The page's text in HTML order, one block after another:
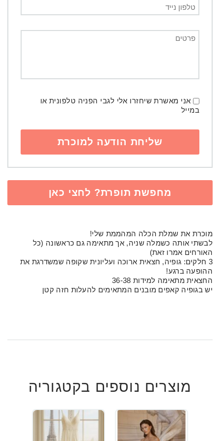
אני מאשרת שיחזרו אלי לגבי הפניה טלפונית או
במייל
מחפשת תופרת? לחצי כאן
מוכרת את שמלת הכלה המהממת שלי!
לבשתי אותה כשמלה שניה, אך מתאימה גם כראשונה (כל
האורחים אמרו זאת)
3 חלקים: גופיה, חצאית ארוכה ועליונית שקופה שמשדרגת את
ההופעה ברגע!
החצאית מתאימה למידות 36-38
יש בגופיה קאפים מובנים המתאימים להעלות חזה קטן
מוצרים נוספים בקטגוריה